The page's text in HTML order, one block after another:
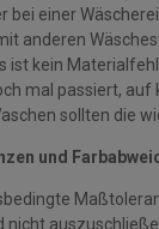
bei einer
anderen
ist kein
mal passiert,
sollten die
und
nicht